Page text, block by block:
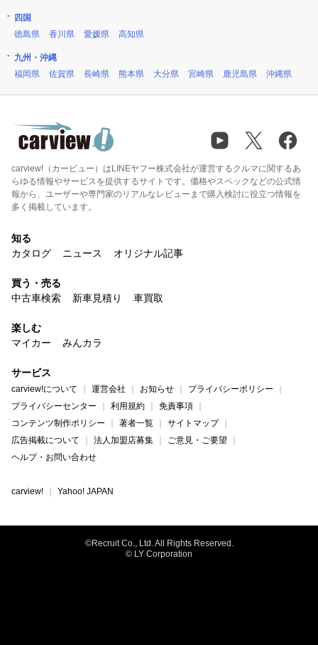
四国
徳島県
香川県 愛媛県 高知県
九州・沖縄
福岡県
佐賀県 長崎県 熊本県 大分県 宮崎県 鹿児島県 沖縄県
carview!（カービュー）はLINEヤフー株式会社が運営するクルマに関するあ
らゆる情報やサービスを提供するサイトです。価格やスペックなどの公式情
報から、ユーザーや専門家のリアルなレビューまで購入検討に役立つ情報を
多く掲載しています。
知る
カタログ
ニュース オリジナル記事
買う・売る
中古車検索
新車見積り 車買取
楽しむ
マイカー
みんカラ
サービス
carview!について 運営会社 お知らせ
プライバシーポリシー
プライバシーセンター
利用規約
免責事項
コンテンツ制作ポリシー
著者一覧
サイトマップ
広告掲載について
法人加盟店募集
ご意見・ご要望
ヘルプ・お問い合わせ
carview! Yahoo! JAPAN
©Recruit Co., Ltd. All Rights Reserved.
© LY Corporation